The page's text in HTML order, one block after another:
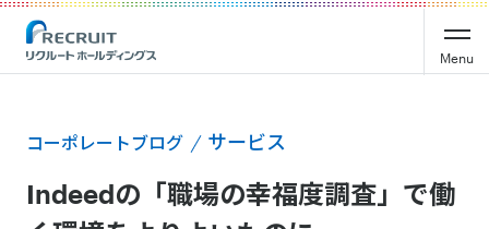
Menu
コーポレートブログ サービス
Indeedの「職場の幸福度調査」で働